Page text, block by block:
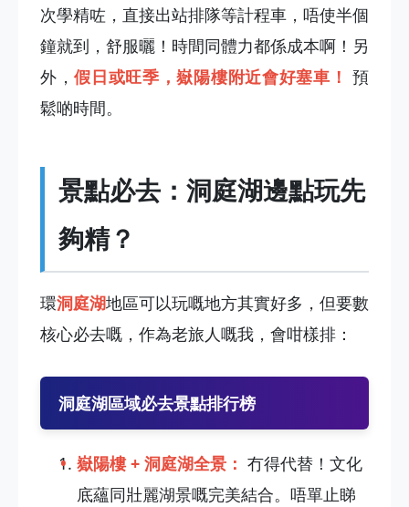
次學精咗，直接出站排隊等計程車，唔使半個
鐘就到，舒服曬！時間同體力都係成本啊！另
外，假日或旺季，嶽陽樓附近會好塞車！ 預
鬆啲時間。
景點必去：洞庭湖邊點玩先
夠精？
環洞庭湖地區可以玩嘅地方其實好多，但要數
核心必去嘅，作為老旅人嘅我，會咁樣排：
洞庭湖區域必去景點排行榜
嶽陽樓 + 洞庭湖全景： 冇得代替！文化
底蘊同壯麗湖景嘅完美結合。唔單止睇